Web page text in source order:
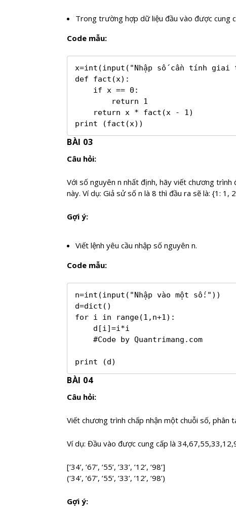
Trong trường hợp dữ liệu đầu vào được cung
Code mẫu:
x=int(input("Nhập số cần tính giai
def fact(x):
print (fact(x))
BÀI 03
Câu hỏi:
Với số nguyên n nhất định, hãy viết chương
này. Ví dụ: Giả sử số n là 8 thì đầu ra sẽ là: {1: 1,
Gợi ý:
Viết lệnh yêu cầu nhập số nguyên n.
Code mẫu:
n=int(input("Nhập vào một số:"))
d=dict()
for i in range(1,n+1):
print (d)
BÀI 04
Câu hỏi:
Viết chương trình chấp nhận một chuỗi số, phân
Ví dụ: Đầu vào được cung cấp là
[’34’, ’67’, ’55’, ’33’, ’12’, ’98’]
(’34’, ’67’, ’55’, ’33’, ’12’, ’98’)
Gợi ý: